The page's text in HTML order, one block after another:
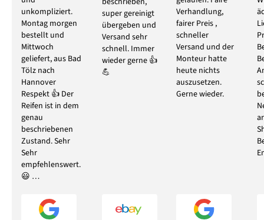
unkompliziert.
Montag morgen
bestellt und
Mittwoch
geliefert, aus Bad
Tölz nach
Hannover
Respekt 👍 Der
Reifen ist in dem
genau
beschriebenen
Zustand. Sehr
Sehr
empfehlenswert.
😃 …
super gereinigt
übergeben und
Versand sehr
schnell. Immer
wieder gerne 👍
💪
Verhandlung,
fairer Preis ,
schneller
Versand und der
Monteur hatte
heute nichts
auszusetzen.
Gerne wieder.